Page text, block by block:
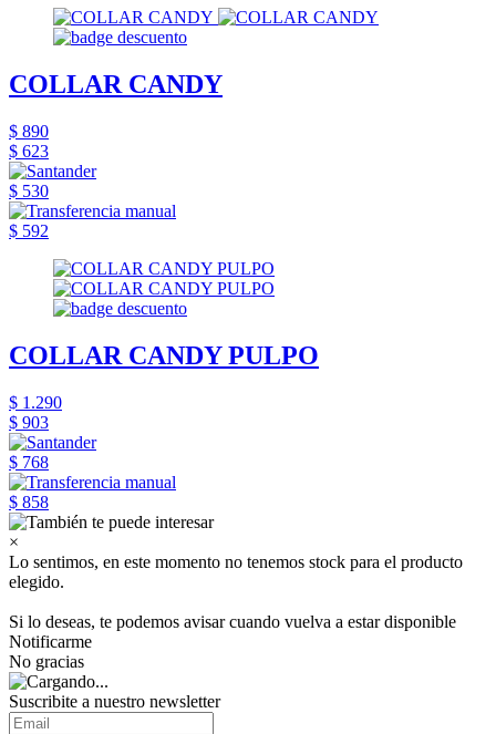
COLLAR CANDY
$ 890
$ 623
$ 530
$ 592
COLLAR CANDY PULPO
$ 1.290
$ 903
$ 768
$ 858
×
Lo sentimos, en este momento no tenemos stock para el producto
elegido.
Si lo deseas, te podemos avisar cuando vuelva a estar disponible
Notificarme
No gracias
Suscribite a nuestro newsletter